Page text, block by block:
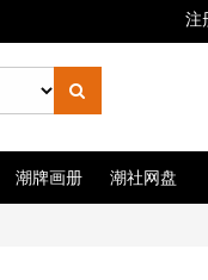
潮牌画册 潮社网盘